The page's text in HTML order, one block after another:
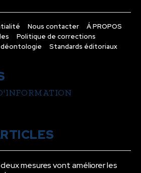
Nous contacter
Á PROPOS
Politique de corrections
Standards éditoriaux
mesures vont améliorer les